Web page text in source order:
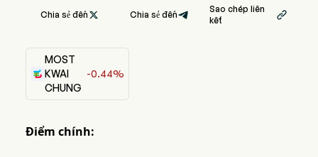
Chia sẻ đến  Chia sẻ đến
Sao chép liên
kết

MOST
KWAI
CHUNG
-0.44%
Điểm chính: